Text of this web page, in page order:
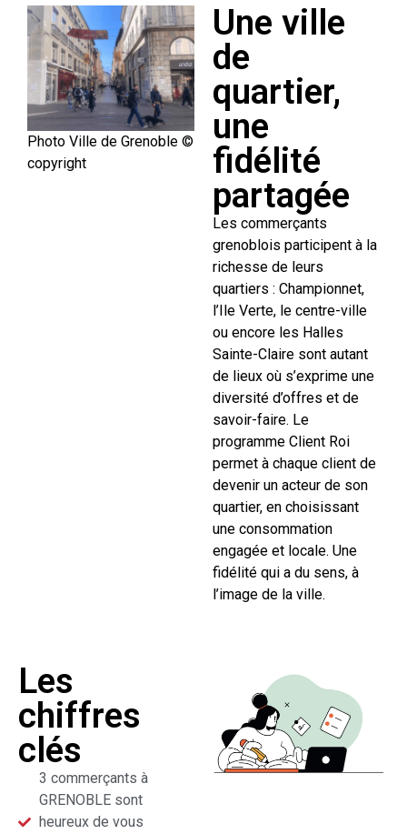
Photo Ville de Grenoble ©
copyright
Une ville
de
quartier,
une
fidélité
partagée
Les commerçants
grenoblois participent à la
richesse de leurs
quartiers : Championnet,
l’Ile Verte, le centre-ville
ou encore les Halles
Sainte-Claire sont autant
de lieux où s’exprime une
diversité d’offres et de
savoir-faire. Le
programme Client Roi
permet à chaque client de
devenir un acteur de son
quartier, en choisissant
une consommation
engagée et locale. Une
fidélité qui a du sens, à
l’image de la ville.
Les
chiffres
clés
3 commerçants à
GRENOBLE sont
heureux de vous